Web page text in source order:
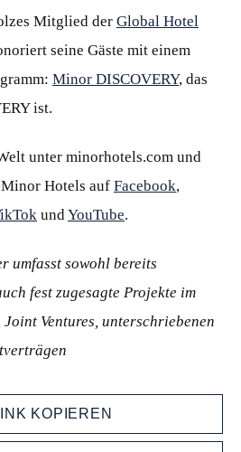
Mitglied der Global Hotel
seine Gäste mit einem
Minor DISCOVERY, das
ist.
unter minorhotels.com und
Hotels auf Facebook,
undYouTube.
umfasst sowohl bereits
fest zugesagte Projekte im
Joint Ventures, unterschriebenen
KOPIEREN